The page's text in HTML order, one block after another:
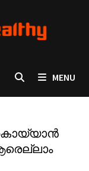
MENU
കൊയ്യാൻ